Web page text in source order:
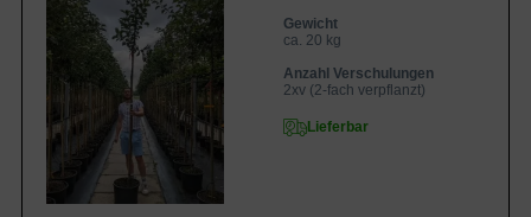
Gewicht
ca. 20 kg
Anzahl Verschulungen
2xv (2-fach verpflanzt)
Lieferbar